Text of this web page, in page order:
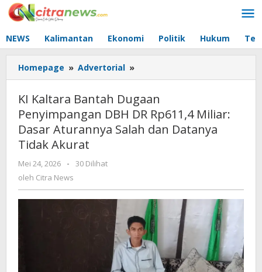
Lewati
ke
NEWS Kalimantan Ekonomi Politik Hukum
Homepage » Advertorial »
Kaltara
Dugaan
Penyimpangan
DBH
Aturannya
Salah
dan
Datanya
Tidak
Akurat
KI Kaltara Bantah Dugaan
Penyimpangan DBH DR Rp611,4 Miliar:
Dasar Aturannya Salah dan Datanya
Tidak Akurat
Mei 24, 2026
oleh
Citra
-
30 Dilihat
oleh Citra News